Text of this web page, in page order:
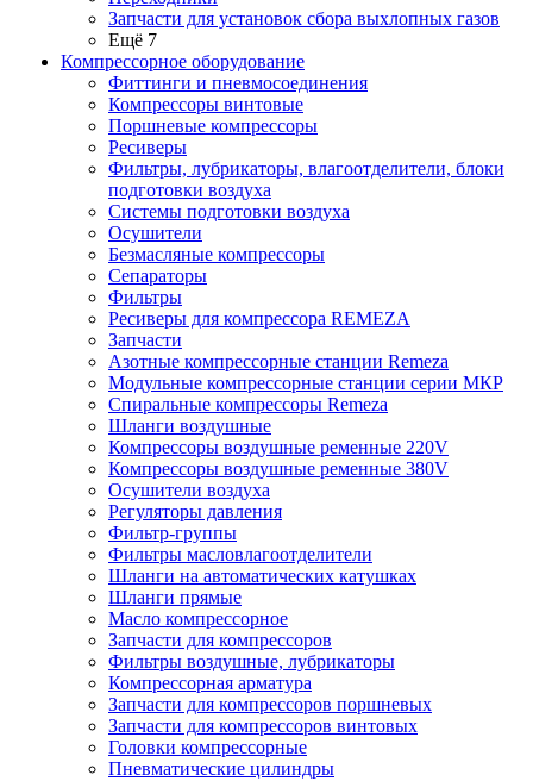
Запчасти для установок сбора выхлопных газов
Ещё 7
Компрессорное оборудование
Фиттинги и пневмосоединения
Компрессоры винтовые
Поршневые компрессоры
Ресиверы
Фильтры, лубрикаторы, влагоотделители, блоки
подготовки воздуха
Системы подготовки воздуха
Осушители
Безмасляные компрессоры
Сепараторы
Фильтры
Ресиверы для компрессора REMEZA
Запчасти
Азотные компрессорные станции Remeza
Модульные компрессорные станции серии МКР
Спиральные компрессоры Remeza
Шланги воздушные
Компрессоры воздушные ременные 220V
Компрессоры воздушные ременные 380V
Осушители воздуха
Регуляторы давления
Фильтр-группы
Фильтры масловлагоотделители
Шланги на автоматических катушках
Шланги прямые
Масло компрессорное
Запчасти для компрессоров
Фильтры воздушные, лубрикаторы
Компрессорная арматура
Запчасти для компрессоров поршневых
Запчасти для компрессоров винтовых
Головки компрессорные
Пневматические цилиндры